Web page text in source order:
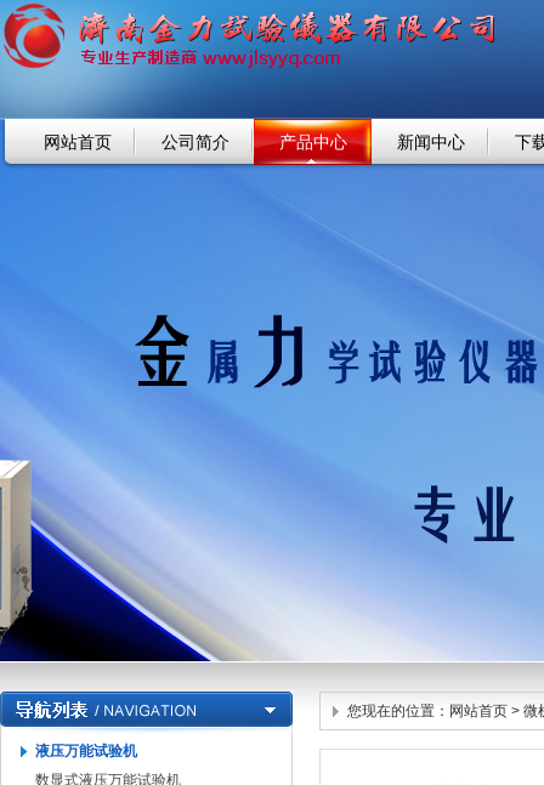
网站首页 公司简介 产品中心 新闻中心 下
液压万能试验机
数显式液压万能试验机
您现在的位置： 网站首页 > 微